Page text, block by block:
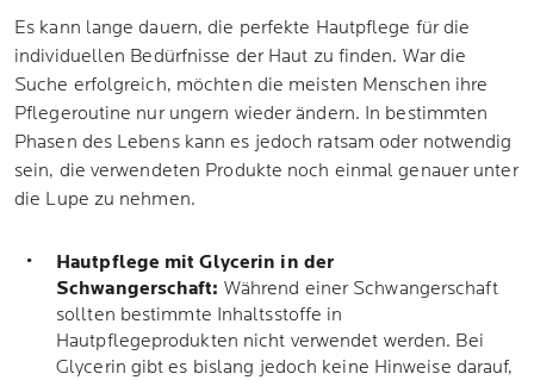
Es kann lange dauern, die perfekte Hautpflege für die
individuellen Bedürfnisse der Haut zu finden. War die
Suche erfolgreich, möchten die meisten Menschen ihre
Pflegeroutine nur ungern wieder ändern. In bestimmten
Phasen des Lebens kann es jedoch ratsam oder notwendig
sein, die verwendeten Produkte noch einmal genauer unter
die Lupe zu nehmen.
Hautpflege mit Glycerin in der
Schwangerschaft: Während einer Schwangerschaft
sollten bestimmte Inhaltsstoffe in
Hautpflegeprodukten nicht verwendet werden. Bei
Glycerin gibt es bislang jedoch keine Hinweise darauf,